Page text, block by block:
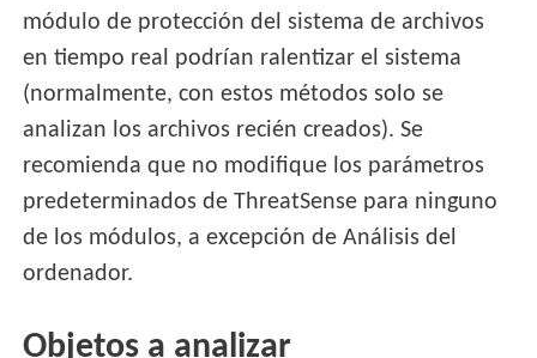
módulo de protección del sistema de archivos
en tiempo real podrían ralentizar el sistema
(normalmente, con estos métodos solo se
analizan los archivos recién creados). Se
recomienda que no modifique los parámetros
predeterminados de ThreatSense para ninguno
de los módulos, a excepción de Análisis del
ordenador.
Objetos a analizar